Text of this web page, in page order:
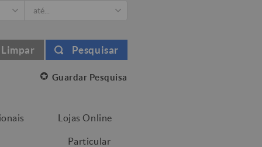
Limpar Pesquisar
Guardar Pesquisa
Lojas Online
Particular